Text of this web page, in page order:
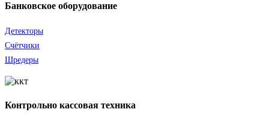
Банковское оборудование
Детекторы
Счётчики
Шредеры
Контрольно кассовая техника